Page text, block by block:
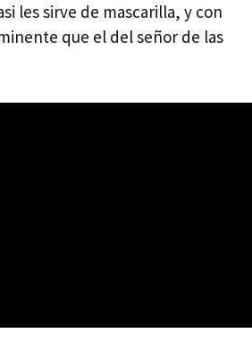
les sirve de mascarilla, y con
que el del señor de las